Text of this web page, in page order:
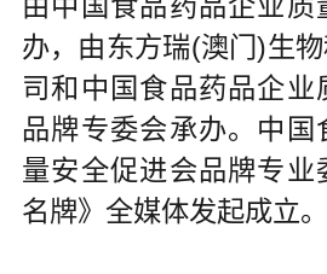
办，由东方瑞(澳门)生
司和中国食品药品企业
品牌专委会承办。中国
量安全促进会品牌专业
名牌》全媒体发起成立。